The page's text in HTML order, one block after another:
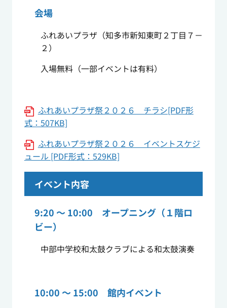
会場
ふれあいプラザ（知多市新知東町２丁目７－
２）
入場無料（一部イベントは有料）
ふれあいプラザ祭２０２６ チラシ[PDF形
式：507KB]
ふれあいプラザ祭２０２６ イベントスケジ
ュール [PDF形式：529KB]
イベント内容
9:20 ～ 10:00 オープニング（１階ロ
ビー）
中部中学校和太鼓クラブによる和太鼓演奏
10:00 ～ 15:00 館内イベント